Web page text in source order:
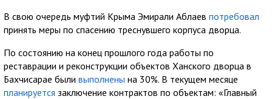
В свою очередь муфтий Крыма Эмирали Аблаев потребовал
принять меры по спасению треснувшего корпуса дворца.
По состоянию на конец прошлого года работы по
реставрации и реконструкции объектов Ханского дворца в
Бахчисарае были выполнены на 30%. В текущем месяце
планируется заключение контрактов по объектам: «Главный